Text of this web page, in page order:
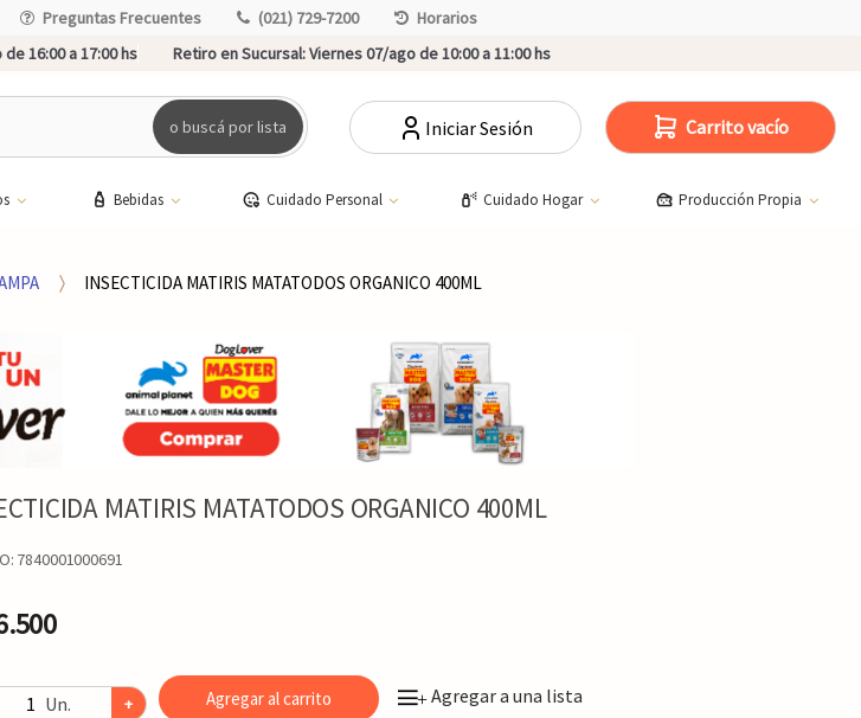
Preguntas Frecuentes (021) 729-7200
Horarios
16:00 a 17:00 hs Retiro en Sucursal:Viernes 07/ago de 10:00 a 11:00 hs
o buscá por lista Iniciar Sesión Carrito vacío
Bebidas Cuidado Personal Cuidado Hogar Producción Propia
INSECTICIDA MATIRIS MATATODOS ORGANICO 400ML
MATIRIS MATATODOS ORGANICO 400ML
7840001000691
Un. + Agregar al carrito +Agregar a una lista